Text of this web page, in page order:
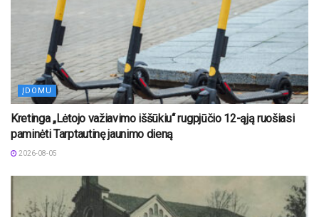
ĮDOMU
Kretinga „Lėtojo važiavimo iššūkiu“ rugpjūčio 12-ąją ruošiasi
paminėti Tarptautinę jaunimo dieną
2026-08-05